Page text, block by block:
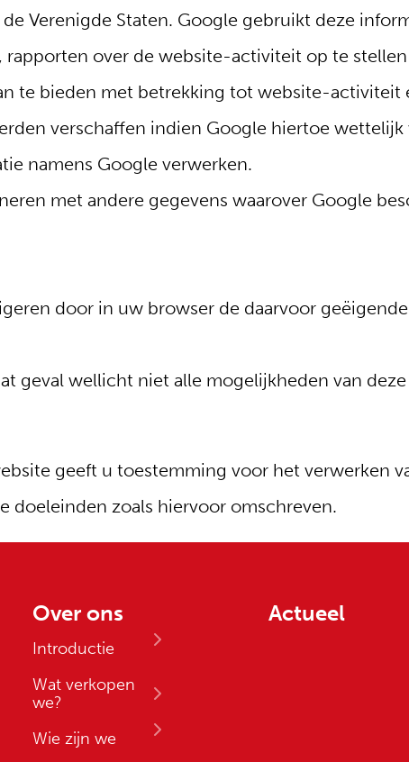
Verenigde Staten. Google gebruikt deze
over de website-activiteit op te
te bieden met betrekking tot website-activiteit
verschaffen indien Google hiertoe
namens Google verwerken.
met andere gegevens waarover Google
door in uw browser de daarvoor
geval wellicht niet alle mogelijkheden van
geeft u toestemming voor het verwerken
doeleinden zoals hiervoor omschreven.
Over ons
Introductie
Wat verkopen
we?
Wie zijn we
Actueel